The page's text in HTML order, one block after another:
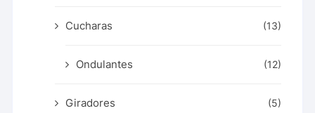
Cucharas (13)
Ondulantes (12)
Giradores (5)